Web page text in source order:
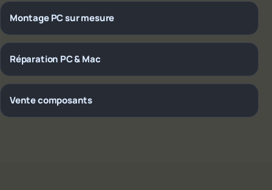
Montage PC sur mesure
Réparation PC & Mac
Vente composants